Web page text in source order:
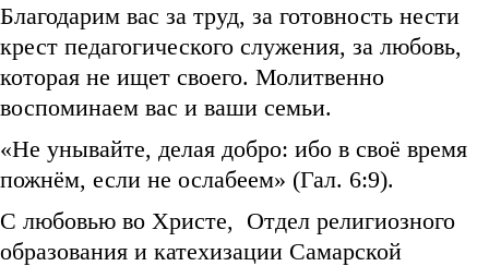
Благодарим вас за труд, за готовность нести
крест педагогического служения, за любовь,
которая не ищет своего. Молитвенно
воспоминаем вас и ваши семьи.
«Не унывайте, делая добро: ибо в своё время
пожнём, если не ослабеем» (Гал. 6:9).
С любовью во Христе, Отдел религиозного
образования и катехизации Самарской